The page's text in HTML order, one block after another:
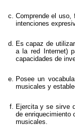
Comprende el
intenciones
Es capaz de
a la red Internet)
capacidades de
Posee un
musicales y
Ejercita y se sirve
de enriquecimiento
musicales.